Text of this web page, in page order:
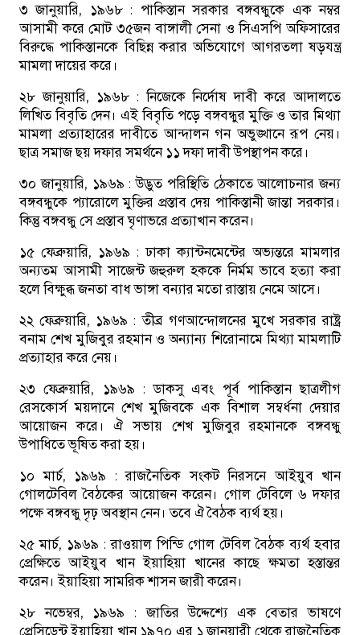
৩ জানুয়ারি, ১৯৬৮ : পাকিস্তান সরকার বঙ্গবন্ধুকে এক নম্বর
আসামী করে মোট ৩৫জন বাঙ্গালী সেনা ও সিএসপি অফিসারের
বিরুদ্ধে পাকিস্তানকে বিছিন্ন করার অভিযোগে আগরতলা ষড়যন্ত্র
মামলা দায়ের করে।
২৮ জানুয়ারি, ১৯৬৮ : নিজেকে নির্দোষ দাবী করে আদালতে
লিখিত বিবৃতি দেন। এই বিবৃতি পড়ে বঙ্গবন্ধুর মুক্তি ও তার মিথ্যা
মামলা প্রত্যাহারের দাবীতে আন্দালন গন অভুঙ্খানে রূপ নেয়।
ছাত্র সমাজ ছয় দফার সমর্থনে ১১ দফা দাবী উপস্থাপন করে।
৩০ জানুয়ারি, ১৯৬৯ : উদ্ভুত পরিস্থিতি ঠেকাতে আলোচনার জন্য
বঙ্গবন্ধুকে প্যারোলে মুক্তির প্রস্তাব দেয় পাকিস্তানী জান্তা সরকার।
কিন্তু বঙ্গবন্ধু সে প্রস্তাব ঘৃণাভরে প্রত্যাখান করেন।
১৫ ফেব্রুয়ারি, ১৯৬৯ : ঢাকা ক্যান্টনমেন্টের অভ্যন্তরে মামলার
অন্যতম আসামী সাজেন্ট জহুরুল হককে নির্মম ভাবে হত্যা করা
হলে বিক্ষুব্ধ জনতা বাধ ভাঙ্গা বন্যার মতো রাস্তায় নেমে আসে।
২২ ফেব্রুয়ারি, ১৯৬৯ : তীব্র গণআন্দোলনের মুখে সরকার রাষ্ট্র
বনাম শেখ মুজিবুর রহমান ও অন্যান্য শিরোনামে মিথ্যা মামলাটি
প্রত্যাহার করে নেয়।
২৩ ফেব্রুয়ারি, ১৯৬৯ : ডাকসু এবং পূর্ব পাকিস্তান ছাত্রলীগ
রেসকোর্স ময়দানে শেখ মুজিবকে এক বিশাল সম্বর্ধনা দেয়ার
আয়োজন করে। ঐ সভায় শেখ মুজিবুর রহমানকে বঙ্গবন্ধু
উপাধিতে ভূষিত করা হয়।
১০ মার্চ, ১৯৬৯ : রাজনৈতিক সংকট নিরসনে আইয়ুব খান
গোলটেবিল বৈঠকের আয়োজন করেন। গোল টেবিলে ৬ দফার
পক্ষে বঙ্গবন্ধু দৃঢ় অবস্থান নেন। তবে ঐ বৈঠক ব্যর্থ হয়।
২৫ মার্চ, ১৯৬৯ : রাওয়াল পিন্ডি গোল টেবিল বৈঠক ব্যর্থ হবার
প্রেক্ষিতে আইয়ুব খান ইয়াহিয়া খানের কাছে ক্ষমতা হস্তান্তর
করেন। ইয়াহিয়া সামরিক শাসন জারী করেন।
২৮ নভেম্বর, ১৯৬৯ : জাতির উদ্দেশ্যে এক বেতার ভাষণে
প্রেসিডেন্ট ইয়াহিয়া খান ১৯৭০ এর ১ জানুয়ারী থেকে রাজনৈতিক